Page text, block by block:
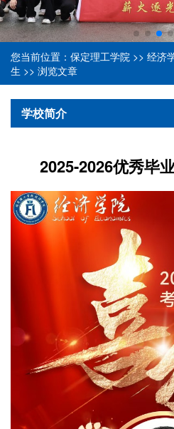
您当前位置： 保定理工学院 >> 经济
生 >> 浏览文章
学校简介
2025-2026优秀毕